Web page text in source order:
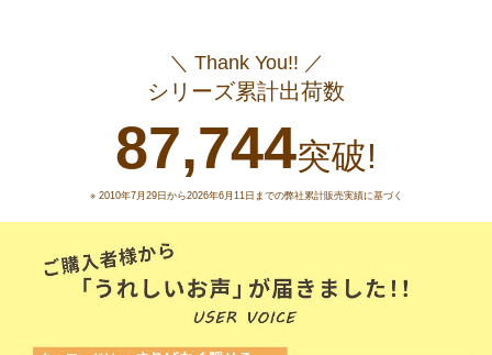
＼ Thank You!! ／
シリーズ累計出荷数
87,744突破!
※ 2010年7月29日から2026年6月11日までの弊社累計販売実績に基づく